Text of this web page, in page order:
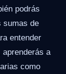
podrás
sumas de
entender
a
como